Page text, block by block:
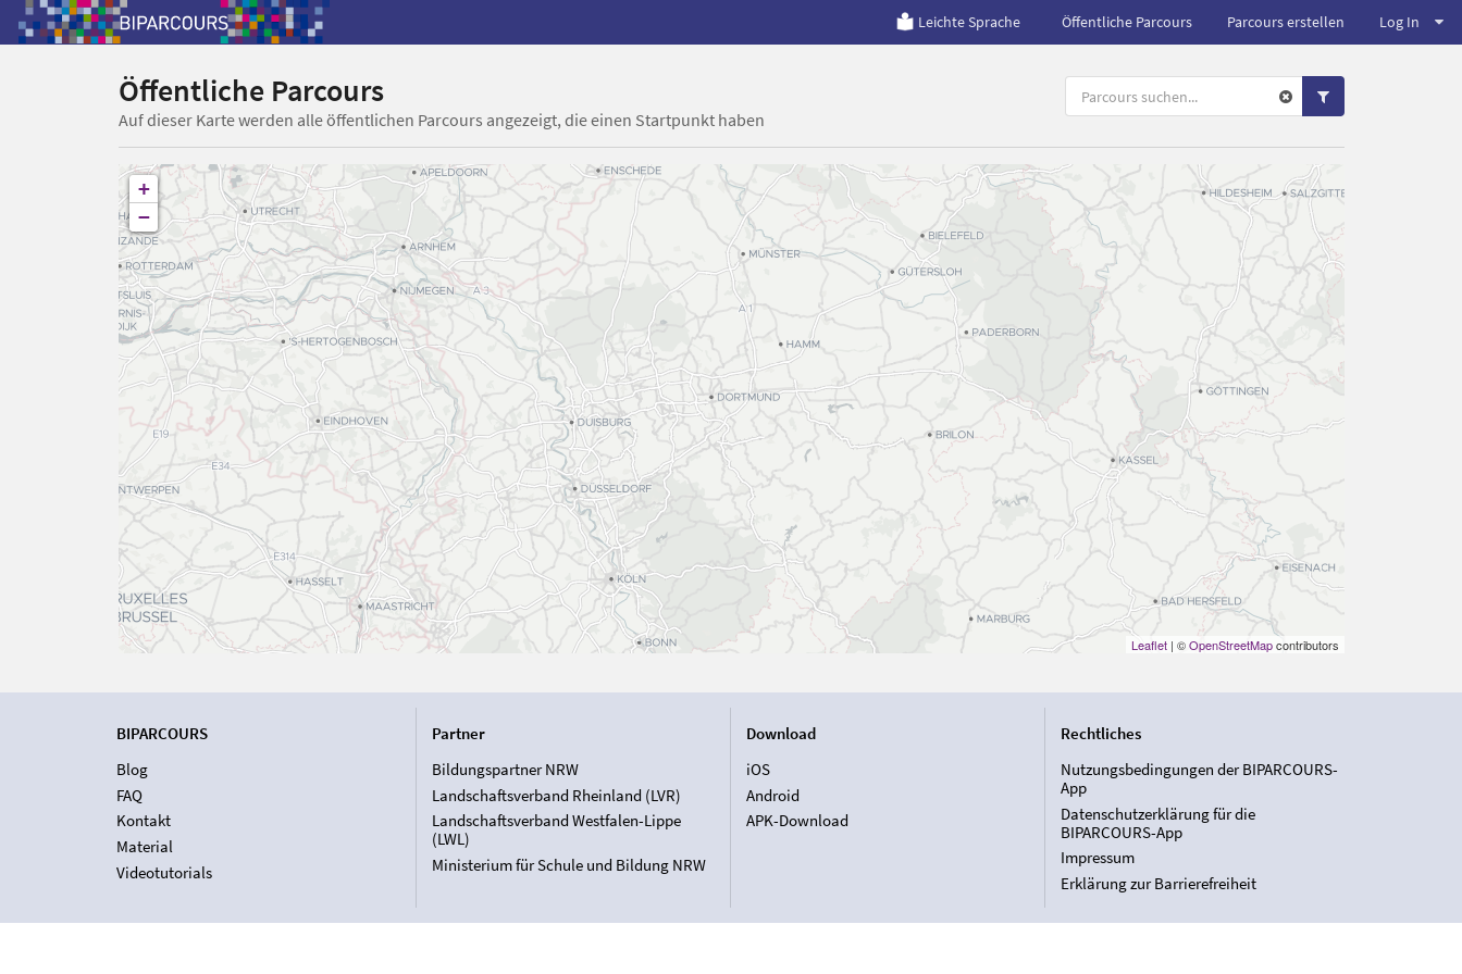
Leichte Sprache Öffentliche Parcours Parcours erstellen Log In
Öffentliche Parcours
Auf dieser Karte werden alle öffentlichen Parcours angezeigt, die einen Startpunkt haben
+
−
Leaflet| ©OpenStreetMapcontributors
BIPARCOURS
Blog
FAQ
Kontakt
Material
Videotutorials
Partner
Bildungspartner NRW
Landschaftsverband Rheinland (LVR)
Landschaftsverband Westfalen-Lippe
(LWL)
Ministerium für Schule und Bildung NRW
Download
iOS
Android
APK-Download
Rechtliches
Nutzungsbedingungen der BIPARCOURS-
App
Datenschutzerklärung für die
BIPARCOURS-App
Impressum
Erklärung zur Barrierefreiheit